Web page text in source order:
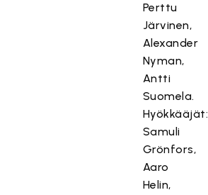
Perttu
Järvinen,
Alexander
Nyman,
Antti
Suomela.
Hyökkääjät:
Samuli
Grönfors,
Aaro
Helin,